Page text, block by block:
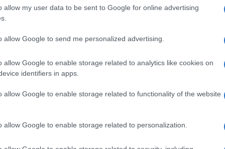
allow my user data to be sent to Google for online advertising
allow Google to send me personalized advertising.
allow Google to enable storage related to analytics like cookies on
identifiers in apps.
allow Google to enable storage related to functionality of the website
allow Google to enable storage related to personalization.
met zich meebrengen, is het gebrek aan
stablecoin-aanbieders
controles uitvoeren op hun directe klanten, blijven
markten. Dit kan leiden tot situaties waarin
deze digitale valuta kunnen gebruiken.
opgelegd door deVKen de EUaan bepaalde
in staat zijn om ingrijpen te coördineren,
bancaire sector.